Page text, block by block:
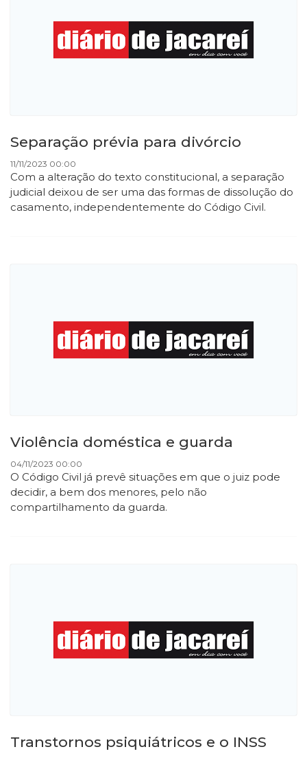
Separação prévia para divórcio
11/11/2023 00:00
Com a alteração do texto constitucional, a separação
judicial deixou de ser uma das formas de dissolução do
casamento, independentemente do Código Civil.
Violência doméstica e guarda
04/11/2023 00:00
O Código Civil já prevê situações em que o juiz pode
decidir, a bem dos menores, pelo não
compartilhamento da guarda.
Transtornos psiquiátricos e o INSS